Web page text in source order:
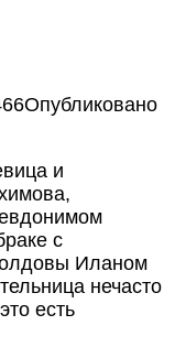
Опубликовано
и
с
Иланом
нечасто
есть